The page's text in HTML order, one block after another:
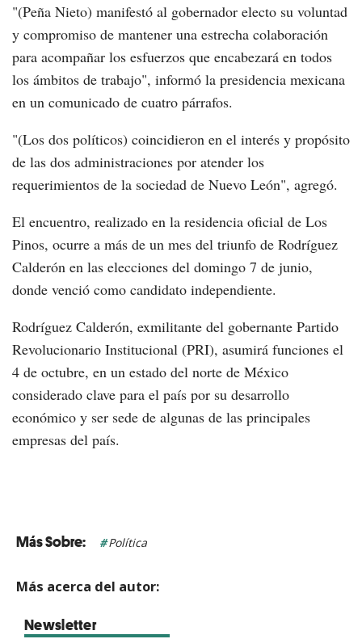
"(Peña Nieto) manifestó al gobernador electo su voluntad
y compromiso de mantener una estrecha colaboración
para acompañar los esfuerzos que encabezará en todos
los ámbitos de trabajo", informó la presidencia mexicana
en un comunicado de cuatro párrafos.
"(Los dos políticos) coincidieron en el interés y propósito
de las dos administraciones por atender los
requerimientos de la sociedad de Nuevo León", agregó.
El encuentro, realizado en la residencia oficial de Los
Pinos, ocurre a más de un mes del triunfo de Rodríguez
Calderón en las elecciones del domingo 7 de junio,
donde venció como candidato independiente.
Rodríguez Calderón, exmilitante del gobernante Partido
Revolucionario Institucional (PRI), asumirá funciones el
4 de octubre, en un estado del norte de México
considerado clave para el país por su desarrollo
económico y ser sede de algunas de las principales
empresas del país.
Política
Más acerca del autor:
Newsletter